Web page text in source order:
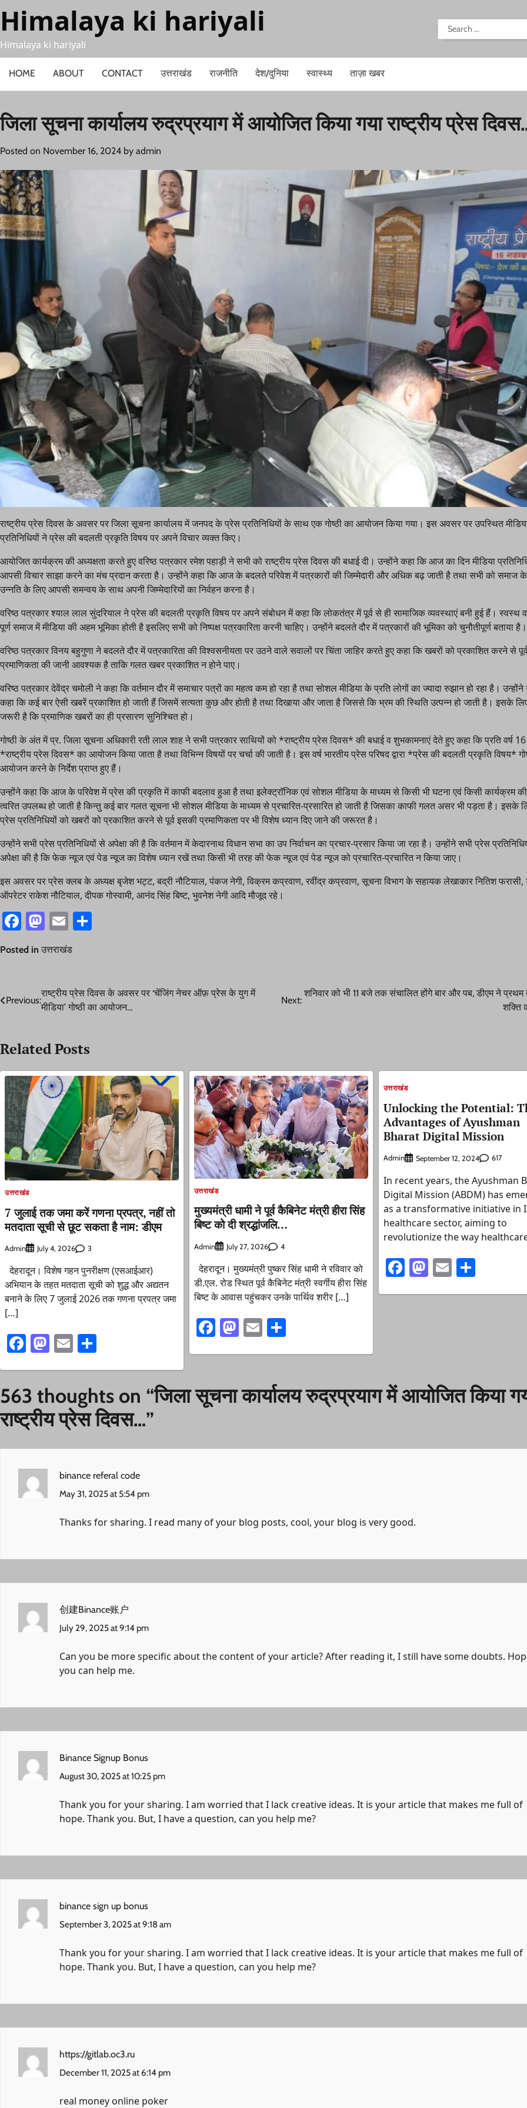
to
content
Himalaya ki hariyali
Himalaya ki hariyali
Search
for:
HOME ABOUT CONTACT उत्तराखंड राजनीति देश/दुनिया स्वास्थ्य ताज़ा खबर
जिला सूचना कार्यालय रुद्रप्रयाग में आयोजित किया गया राष्ट्रीय प्रेस
Posted on November 16, 2024 by admin
राष्ट्रीय प्रेस दिवस के अवसर पर जिला सूचना कार्यालय में जनपद के प्रेस प्रतिनिधियों के साथ एक गोष्ठी का आयोजन किया गया। इस अवसर पर उपस्थित
प्रतिनिधियों ने प्रेस की बदलती प्रकृति विषय पर अपने विचार व्यक्त किए।
आयोजित कार्यक्रम की अध्यक्षता करते हुए वरिष्ठ पत्रकार रमेश पहाड़ी ने सभी को राष्ट्रीय प्रेस दिवस की बधाई दी। उन्होंने कहा कि आज का दिन मीडिया
आपसी विचार साझा करने का मंच प्रदान करता है। उन्होंने कहा कि आज के बदलते परिवेश में पत्रकारों की जिम्मेदारी और अधिक बढ़ जाती है तथा सभी को समाज
उन्नति के लिए आपसी समन्वय के साथ अपनी जिम्मेदारियों का निर्वहन करना है।
वरिष्ठ पत्रकार श्याल लाल सुंदरियाल ने प्रेस की बदलती प्रकृति विषय पर अपने संबोधन में कहा कि लोकतंत्र में पूर्व से ही सामाजिक व्यवस्थाएं बनी हुई हैं। स्वस्थ व
पूर्ण समाज में मीडिया की अहम भूमिका होती है इसलिए सभी को निष्पक्ष पत्रकारिता करनी चाहिए। उन्होंने बदलते दौर में पत्रकारों की भूमिका को चुनौतीपूर्ण बताया है।
वरिष्ठ पत्रकार विनय बहुगुणा ने बदलते दौर में पत्रकारिता की विश्वसनीयता पर उठने वाले सवालों पर चिंता जाहिर करते हुए कहा कि खबरों को प्रकाशित करने से
प्रमाणिकता की जानी आवश्यक है ताकि गलत खबर प्रकाशित न होने पाए।
वरिष्ठ पत्रकार देवेंद्र चमोली ने कहा कि वर्तमान दौर में समाचार पत्रों का महत्व कम हो रहा है तथा सोशल मीडिया के प्रति लोगों का ज्यादा रुझान हो रहा है। उन्होंने
कहा कि कई बार ऐसी खबरें प्रकाशित हो जाती हैं जिसमें सत्यता कुछ और होती है तथा दिखाया और जाता है जिससे कि भ्रम की स्थिति उत्पन्न हो जाती है। इसके
जरूरी है कि प्रमाणिक खबरों का ही प्रसारण सुनिश्चित हो।
गोष्ठी के अंत में प्र. जिला सूचना अधिकारी रती लाल शाह ने सभी पत्रकार साथियों को *राष्ट्रीय प्रेस दिवस* की बधाई व शुभकामनाएं देते हुए कहा कि प्रति वर्ष
*राष्ट्रीय प्रेस दिवस* का आयोजन किया जाता है तथा विभिन्न विषयों पर चर्चा की जाती है। इस वर्ष भारतीय प्रेस परिषद द्वारा *प्रेस की बदलती प्रकृति विषय*
आयोजन करने के निर्देश प्राप्त हुए हैं।
उन्होंने कहा कि आज के परिवेश में प्रेस की प्रकृति में काफी बदलाव हुआ है तथा इलेक्ट्राॅनिक एवं सोशल मीडिया के माध्यम से किसी भी घटना एवं किसी कार्यक्रम
त्वरित उपलब्ध हो जाती है किन्तु कई बार गलत सूचना भी सोशल मीडिया के माध्यम से प्रचारित-प्रसारित हो जाती है जिसका काफी गलत असर भी पड़ता है। इसके
प्रेस प्रतिनिधियों को खबरों को प्रकाशित करने से पूर्व इसकी प्रमाणिकता पर भी विशेष ध्यान दिए जाने की जरूरत है।
उन्होंने सभी प्रेस प्रतिनिधियों से अपेक्षा की है कि वर्तमान में केदारनाथ विधान सभा का उप निर्वाचन का प्रचार-प्रसार किया जा रहा है। उन्होंने सभी प्रेस
अपेक्षा की है कि फेक न्यूज एवं पेड न्यूज का विशेष ध्यान रखें तथा किसी भी तरह की फेक न्यूज एवं पेड न्यूज को प्रचारित-प्रचारित न किया जाए।
इस अवसर पर प्रेस क्लब के अध्यक्ष बृजेश भट्ट, बद्री नौटियाल, पंकज नेगी, विक्रम कप्रवाण, रवींद्र कप्रवाण, सूचना विभाग के सहायक लेखाकार नितिश फरासी,
ऑपरेटर राकेश नौटियाल, दीपक गोस्वामी, आनंद सिंह बिष्ट, भुवनेश नेगी आदि मौजूद रहे।
Facebook
Mastodon
Email
Posted in उत्तराखंड
Post
Previous:
राष्ट्रीय प्रेस दिवस के अवसर पर ‘चेंजिंग नेचर ऑफ़ प्रेस के युग में
मीडिया’ गोष्ठी का आयोजन…
Next:
शनिवार को भी 11 बजे तक संचालित होंगे बार और पब, डीएम ने प्रथम
शक्ति
Related Posts
उत्तराखंड
7 जुलाई तक जमा करें गणना प्रपत्र, नहीं तो
मतदाता सूची से छूट सकता है नाम: डीएम
Admin July 4, 2026 3
देहरादून। विशेष गहन पुनरीक्षण (एसआईआर)
अभियान के तहत मतदाता सूची को शुद्ध और अद्यतन
बनाने के लिए 7 जुलाई 2026 तक गणना प्रपत्र जमा
[…]
Facebook
Mastodon
Email
उत्तराखंड
मुख्यमंत्री धामी ने पूर्व कैबिनेट मंत्री हीरा सिंह
बिष्ट को दी श्रद्धांजलि…
Admin July 27, 2026 4
देहरादून। मुख्यमंत्री पुष्कर सिंह धामी ने रविवार को
डी.एल. रोड स्थित पूर्व कैबिनेट मंत्री स्वर्गीय हीरा सिंह
बिष्ट के आवास पहुंचकर उनके पार्थिव शरीर […]
Facebook
Mastodon
EmailShare
उत्तराखंड
Unlocking the Potential:
Advantages of Ayushman
Bharat Digital Mission
Admin September 12, 2024 617
In recent years, the Ayushman
Digital Mission (ABDM) has
as a transformative initiative in
healthcare sector, aiming to
revolutionize the way
Facebook
Mastodon
EmailShare
563 thoughts on “जिला सूचना कार्यालय रुद्रप्रयाग में आयोजित किया
राष्ट्रीय प्रेस दिवस…”
binance referal code
May 31, 2025 at 5:54 pm
Thanks for sharing. I read many of your blog posts, cool, your blog is very good.
创建Binance账户
July 29, 2025 at 9:14 pm
Can you be more specific about the content of your article? After reading it, I still have some doubts.
you can help me.
Binance Signup Bonus
August 30, 2025 at 10:25 pm
Thank you for your sharing. I am worried that I lack creative ideas. It is your article that makes me full of
hope. Thank you. But, I have a question, can you help me?
binance sign up bonus
September 3, 2025 at 9:18 am
Thank you for your sharing. I am worried that I lack creative ideas. It is your article that makes me full of
hope. Thank you. But, I have a question, can you help me?
https://gitlab.oc3.ru
December 11, 2025 at 6:14 pm
real money online poker